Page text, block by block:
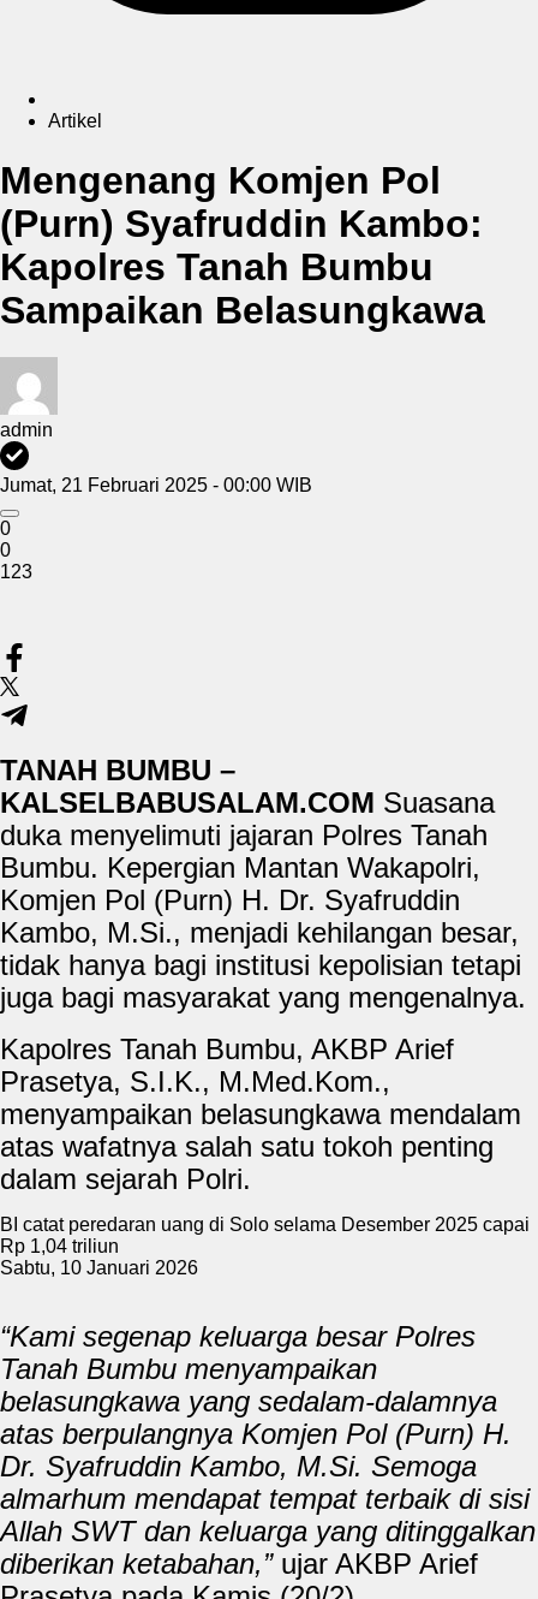
Artikel
Mengenang Komjen Pol
(Purn) Syafruddin Kambo:
Kapolres Tanah Bumbu
Sampaikan Belasungkawa
admin
Jumat, 21 Februari 2025 - 00:00 WIB
0
0
123
TANAH BUMBU –
KALSELBABUSALAM.COM Suasana
duka menyelimuti jajaran Polres Tanah
Bumbu. Kepergian Mantan Wakapolri,
Komjen Pol (Purn) H. Dr. Syafruddin
Kambo, M.Si., menjadi kehilangan besar,
tidak hanya bagi institusi kepolisian tetapi
juga bagi masyarakat yang mengenalnya.
Kapolres Tanah Bumbu, AKBP Arief
Prasetya, S.I.K., M.Med.Kom.,
menyampaikan belasungkawa mendalam
atas wafatnya salah satu tokoh penting
dalam sejarah Polri.
BI catat peredaran uang di Solo selama Desember 2025 capai
Rp 1,04 triliun
Sabtu, 10 Januari 2026
“Kami segenap keluarga besar Polres
Tanah Bumbu menyampaikan
belasungkawa yang sedalam-dalamnya
atas berpulangnya Komjen Pol (Purn) H.
Dr. Syafruddin Kambo, M.Si. Semoga
almarhum mendapat tempat terbaik di sisi
Allah SWT dan keluarga yang ditinggalkan
diberikan ketabahan,”ujar AKBP Arief